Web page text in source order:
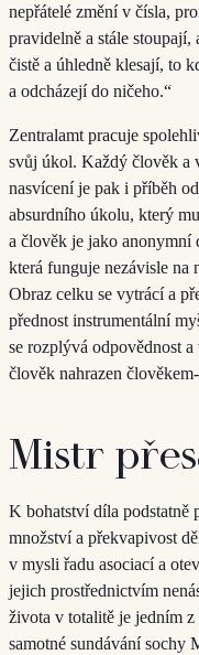
nepřátelé změní v čísla,
pravidelně a stále stoupají,
čistě a úhledně klesají, to
a odcházejí do ničeho.“
Zentralamt pracuje
svůj úkol. Každý člověk a
nasvícení je pak i příběh
absurdního úkolu, který
a člověk je jako anonymní
která funguje nezávisle na
Obraz celku se vytrácí a
přednost instrumentální
se rozplývá odpovědnost
člověk nahrazen
Mistr
K bohatství díla podstatně
množství a překvapivost
v mysli řadu asociací a
jejich prostřednictvím
života v totalitě je jedním
samotné sundávání sochy